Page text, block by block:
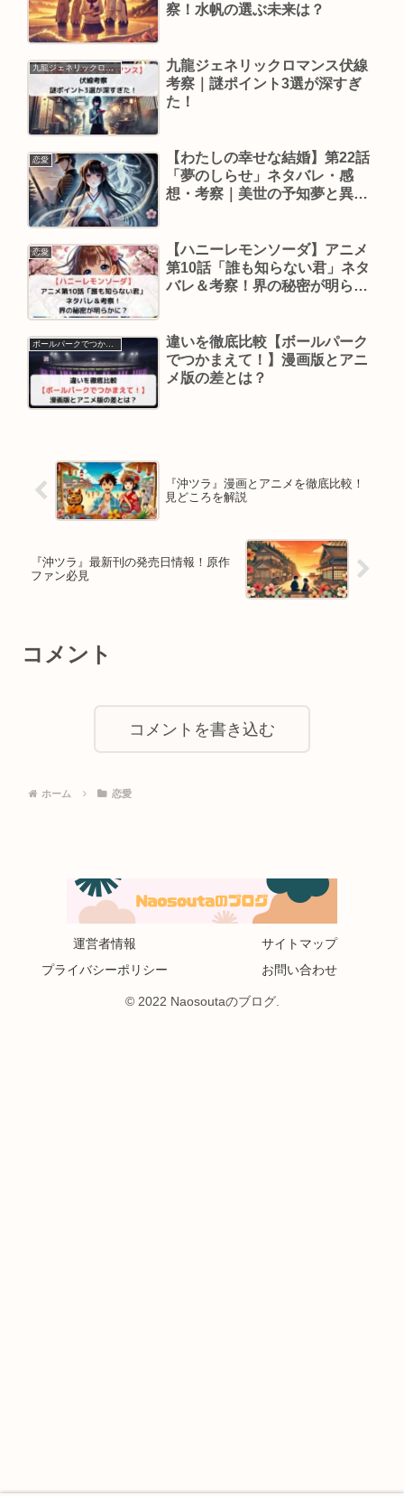
察！水帆の選ぶ未来は？
九龍ジェネリックロマンス
九龍ジェネリックロマンス伏線
考察｜謎ポイント3選が深すぎ
た！
恋愛
【わたしの幸せな結婚】第22話
「夢のしらせ」ネタバレ・感
想・考察｜美世の予知夢と異能
恋愛
【ハニーレモンソーダ】アニメ
第10話「誰も知らない君」ネタ
バレ＆考察！界の秘密が明らか
違いを徹底比較【ボールパーク
でつかまえて！】漫画版とアニ
メ版の差とは？
『沖ツラ』漫画とアニメを徹底比較！
見どころを解説
『沖ツラ』最新刊の発売日情報！原作
ファン必見
コメント
コメントを書き込む
ホーム 恋愛
運営者情報
サイトマップ
プライバシーポリシー
お問い合わせ
© 2022 Naosoutaのブログ.